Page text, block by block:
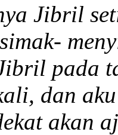
Jibril
pada
dan
akan